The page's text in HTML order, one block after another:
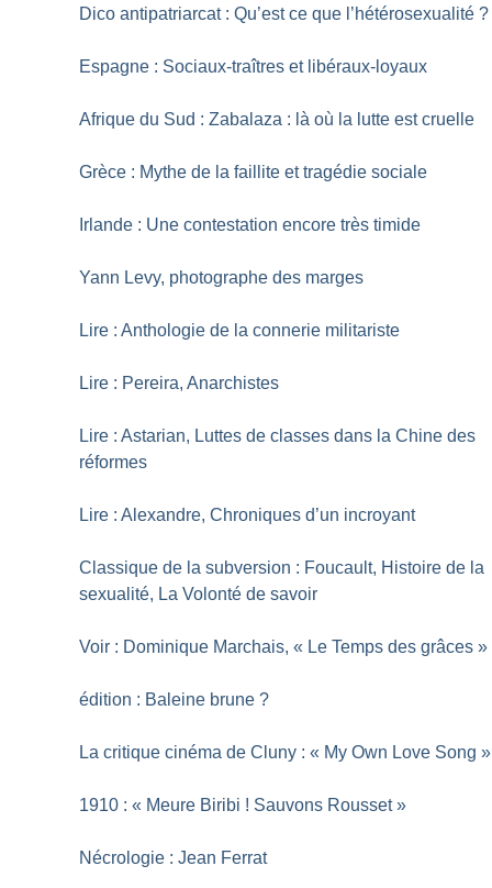
Dico antipatriarcat : Qu’est ce que l’hétérosexualité ?
Espagne : Sociaux-traîtres et libéraux-loyaux
Afrique du Sud : Zabalaza : là où la lutte est cruelle
Grèce : Mythe de la faillite et tragédie sociale
Irlande : Une contestation encore très timide
Yann Levy, photographe des marges
Lire : Anthologie de la connerie militariste
Lire : Pereira, Anarchistes
Lire : Astarian, Luttes de classes dans la Chine des
réformes
Lire : Alexandre, Chroniques d’un incroyant
Classique de la subversion : Foucault, Histoire de la
sexualité, La Volonté de savoir
Voir : Dominique Marchais, « Le Temps des grâces »
édition : Baleine brune ?
La critique cinéma de Cluny : « My Own Love Song »
1910 : « Meure Biribi ! Sauvons Rousset »
Nécrologie : Jean Ferrat